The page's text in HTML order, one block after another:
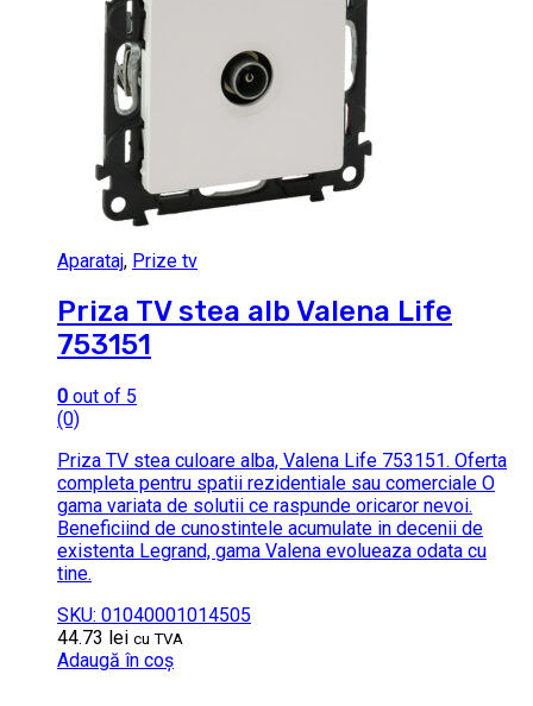
Aparataj, Prize tv
Priza TV stea alb Valena Life
753151
0 out of 5
(0)
Priza TV stea culoare alba, Valena Life 753151. Oferta
completa pentru spatii rezidentiale sau comerciale O
gama variata de solutii ce raspunde oricaror nevoi.
Beneficiind de cunostintele acumulate in decenii de
existenta Legrand, gama Valena evolueaza odata cu
tine.
SKU: 01040001014505
44.73 lei cu TVA
Adaugă în coș